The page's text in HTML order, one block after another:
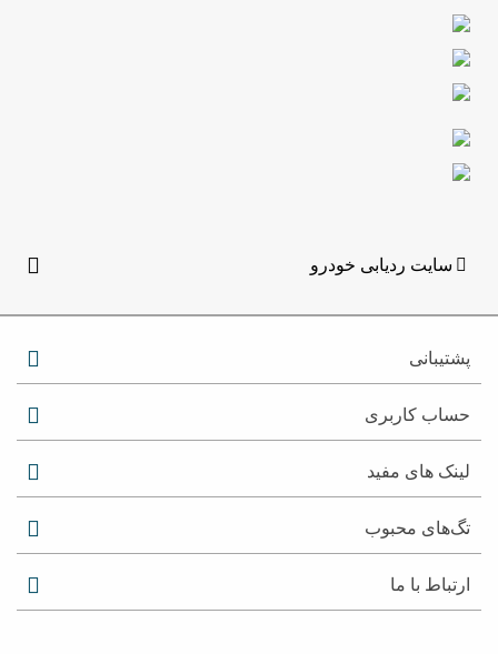
سایت ردیابی خودرو
پشتیبانی
حساب کاربری
لینک های مفید
تگ‌های محبوب
ارتباط با ما